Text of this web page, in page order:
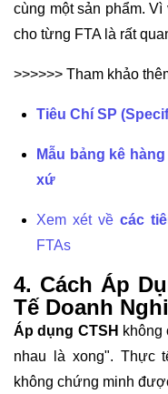
cùng một sản phẩm.
cho từng FTA là rất
>>>>>> Tham khảo
Tiêu Chí SP
Mẫu bảng kê
xứ
Xem xét về các
FTAs
4. Cách Áp
Tế Doanh
Áp dụng CTSH không
nhau là xong". Thực
không chứng minh